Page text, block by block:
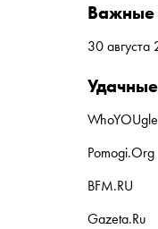
30
Pomogi.Org
BFM.RU
Gazeta.Ru